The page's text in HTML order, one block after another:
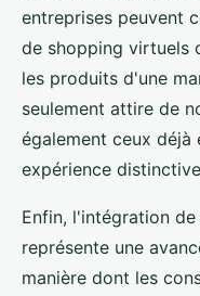
entreprises peuvent
de shopping virtuels
les produits d'une
seulement attire de
également ceux
expérience
Enfin, l'intégration
représente une
manière dont les